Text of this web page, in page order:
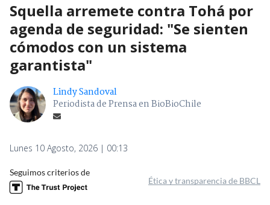
Squella arremete contra Tohá por
agenda de seguridad: "Se sienten
cómodos con un sistema
garantista"
Lindy Sandoval
Periodista de Prensa en BioBioChile
Lunes 10 Agosto, 2026 | 00:13
Seguimos criterios de
Ética y transparencia de BBCL